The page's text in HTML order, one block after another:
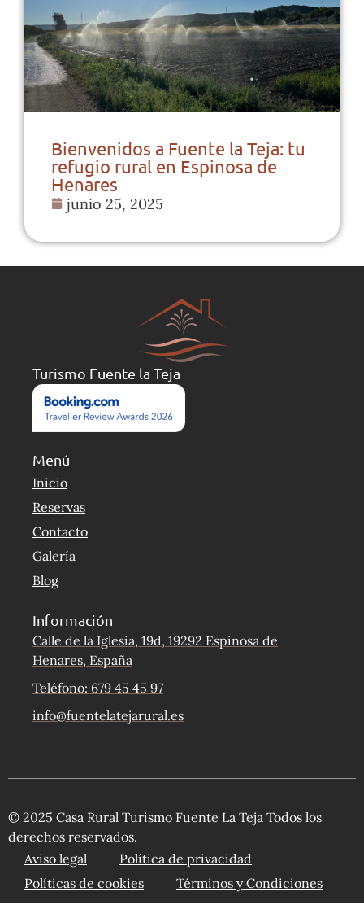
Bienvenidos a Fuente la Teja: tu
refugio rural en Espinosa de
Henares
junio 25, 2025
Turismo Fuente la Teja
Menú
Inicio
Reservas
Contacto
Galería
Blog
Información
Calle de la Iglesia, 19d, 19292 Espinosa de
Henares, España
Teléfono: 679 45 45 97
info@fuentelatejarural.es
© 2025 Casa Rural Turismo Fuente La Teja Todos los
derechos reservados.
Aviso legal
Política de privacidad
Políticas de cookies
Términos y Condiciones